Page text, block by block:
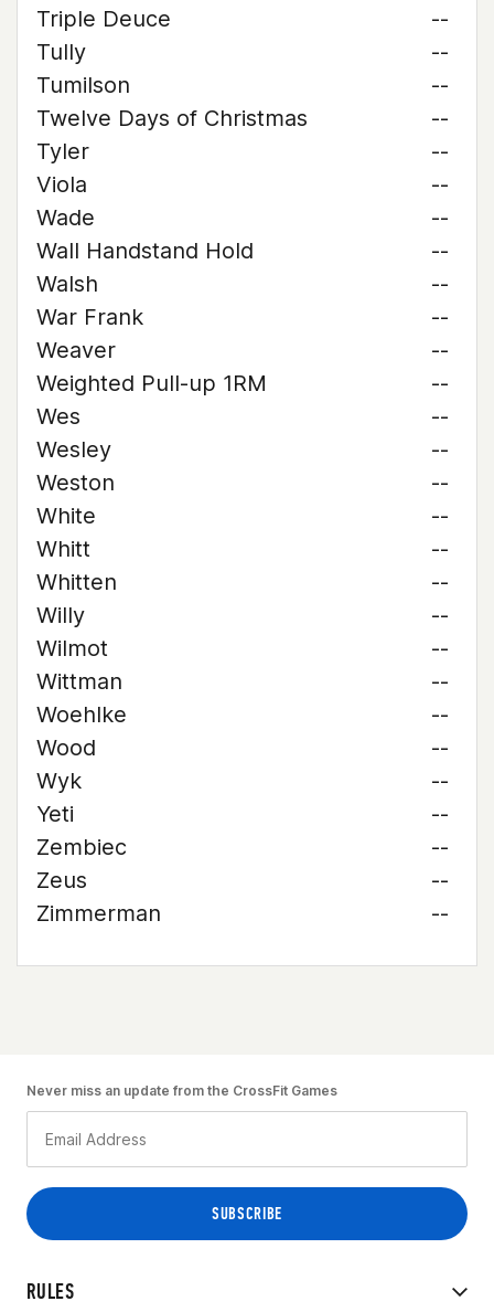
Triple Deuce
--
Tully
--
Tumilson
--
Twelve Days of Christmas
--
Tyler
--
Viola
--
Wade
--
Wall Handstand Hold
--
Walsh
--
War Frank
--
Weaver
--
Weighted Pull-up 1RM
--
Wes
--
Wesley
--
Weston
--
White
--
Whitt
--
Whitten
--
Willy
--
Wilmot
--
Wittman
--
Woehlke
--
Wood
--
Wyk
--
Yeti
--
Zembiec
--
Zeus
--
Zimmerman
--
RULES
Never miss an update from the CrossFit Games